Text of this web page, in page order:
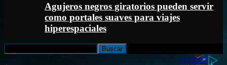
Agujeros negros giratorios pueden servir
como portales suaves para viajes
hiperespaciales